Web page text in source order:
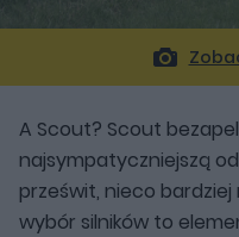
A Scout? Scout
najsympatyczniejszą
prześwit, nieco
wybór silników to